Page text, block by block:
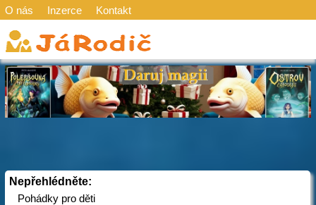
O nás Inzerce Kontakt
Nepřehlédněte:
Pohádky pro děti